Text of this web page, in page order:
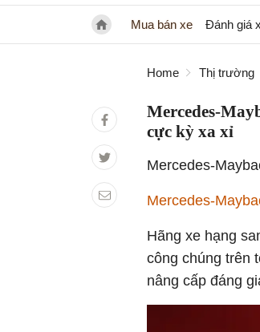
Mua bán xe Đánh giá
Home Thị trường
Mercedes-
cực kỳ xa xỉ
Mercedes-
Mercedes-
Hãng xe hạng
công chúng trên
nâng cấp đáng